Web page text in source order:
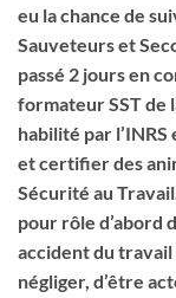
eu la chance de
Sauveteurs et
passé 2 jours en
formateur SST de
habilité par
et certifier des
Sécurité au
pour rôle d’abord
accident du travail
négliger, d’être